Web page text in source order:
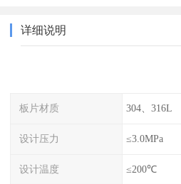
详细说明
板片材质 304、316L
设计压力 ≤3.0MPa
设计温度 ≤200℃